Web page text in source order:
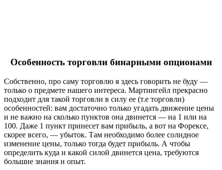
Особенность торговли бинарными опционами
Собственно, про саму торговлю я здесь говорить не буду —
только о предмете нашего интереса. Мартингейл прекрасно
подходит для такой торговли в силу ее (т.е торговли)
особенностей: вам достаточно только угадать движение цены
и не важно на сколько пунктов она двинется — на 1 или на
100. Даже 1 пункт принесет вам прибыль, а вот на Форексе,
скорее всего, — убыток. Там необходимо более солидное
изменение цены, только тогда будет прибыль. А чтобы
определить куда и какой силой двинется цена, требуются
большие знания и опыт.